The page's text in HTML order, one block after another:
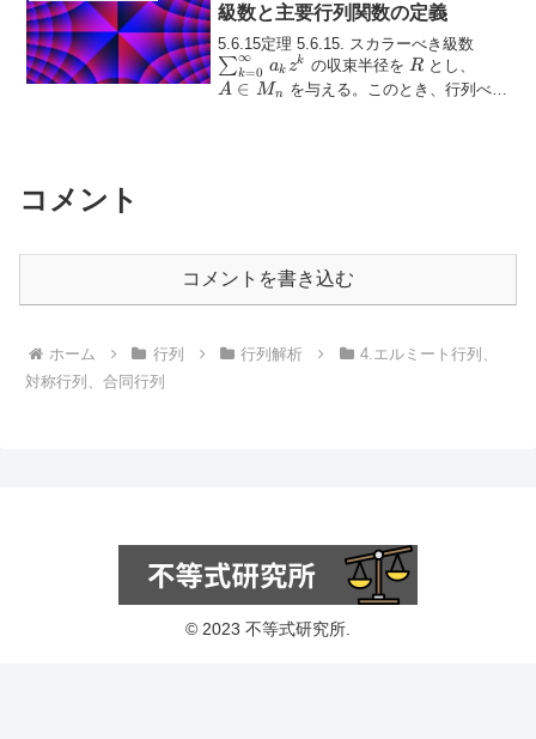
級数と主要行列関数の定義
5.6.15定理 5.6.15. スカラーべき級数
∑k=0
∞
ak zk の収束半径をR
R とし、
\in
A ∈ Mn
を与える。このとき、行列べき
コメント
コメントを書き込む
ホーム 行列 行列解析
4.エルミート行列、
対称行列、合同行列
© 2023 不等式研究所.